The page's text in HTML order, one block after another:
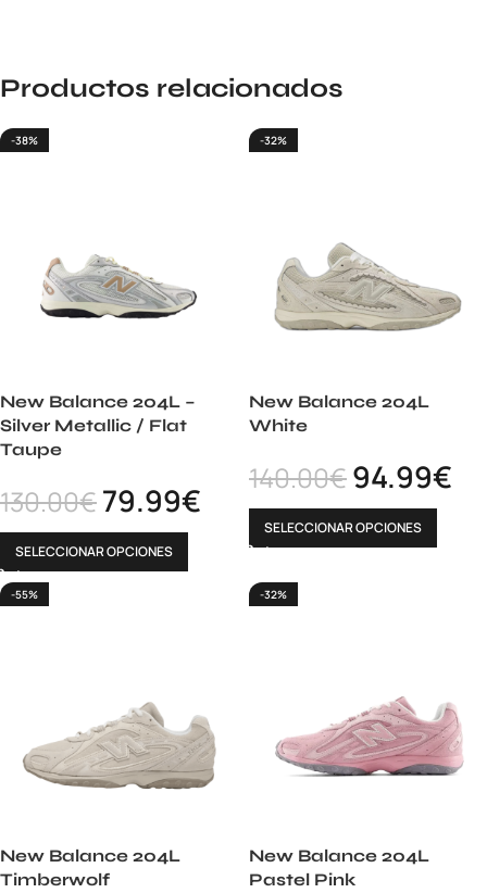
Productos relacionados
-38%
New Balance 204L –
Silver Metallic / Flat
Taupe
130.00€79.99€
SELECCIONAR OPCIONES
-32%
New Balance 204L
White
140.00€94.99€
SELECCIONAR OPCIONES
-55%
New Balance 204L
Timberwolf
-32%
New Balance 204L
Pastel Pink